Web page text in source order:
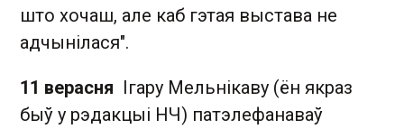
што хочаш, але каб гэтая выстава не
адчынілася".
11 верасня Ігару Мельнікаву (ён якраз
быў у рэдакцыі НЧ) патэлефанаваў